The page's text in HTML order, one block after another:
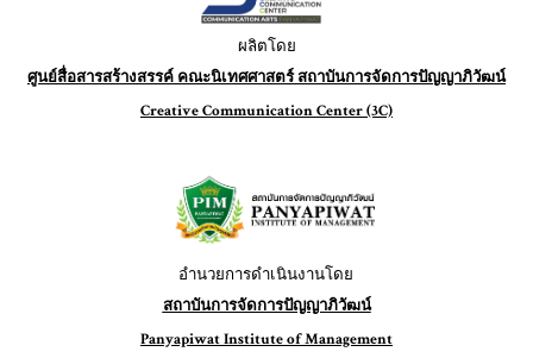
ผลิตโดย
ศูนย์สื่อสารสร้างสรรค์ คณะนิเทศศาสตร์ สถาบันการจัดการปัญญาภิวัฒน์
Creative Communication Center (3C)
อำนวยการดำเนินงานโดย
สถาบันการจัดการปัญญาภิวัฒน์
Panyapiwat Institute of Management